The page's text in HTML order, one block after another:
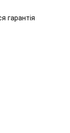
гарантія